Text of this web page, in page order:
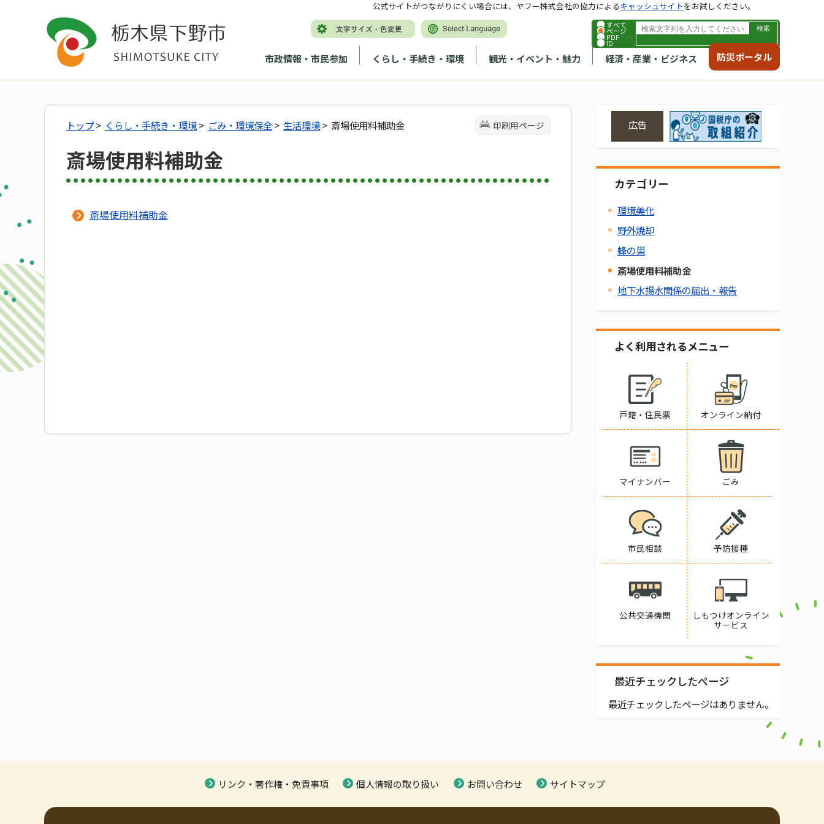
すべて
ページ
PDF
ID
市政情報・市民参加 くらし・手続き・環境 観光・イベント・魅力 経済・産業・ビジネス 防災ポータル
公式サイトがつながりにくい場合には、ヤフー株式会社の協力によるキャッシュサイトをお試しください。
印刷用ページ
トップ> くらし・手続き・環境> ごみ・環境保全> 生活環境> 斎場使用料補助金
斎場使用料補助金
斎場使用料補助金
広告
カテゴリー
環境美化
野外焼却
蜂の巣
斎場使用料補助金
地下水揚水関係の届出・報告
よく利用されるメニュー
戸籍・住民票 オンライン納付
マイナンバー ごみ
市民相談 予防接種
公共交通機関
しもつけオンライン
サービス
最近チェックしたページ
最近チェックしたページはありません。
リンク・著作権・免責事項 個人情報の取り扱い お問い合わせ サイトマップ